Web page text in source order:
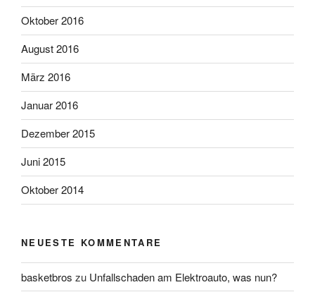
Oktober 2016
August 2016
März 2016
Januar 2016
Dezember 2015
Juni 2015
Oktober 2014
NEUESTE KOMMENTARE
basketbros zu Unfallschaden am Elektroauto, was nun?